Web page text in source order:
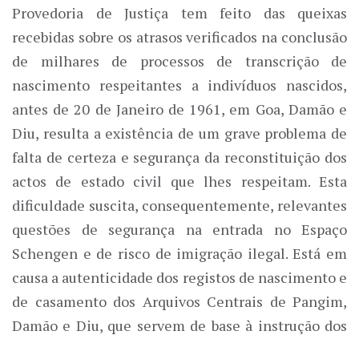
Provedoria de Justiça tem feito das queixas
recebidas sobre os atrasos verificados na conclusão
de milhares de processos de transcrição de
nascimento respeitantes a indivíduos nascidos,
antes de 20 de Janeiro de 1961, em Goa, Damão e
Diu, resulta a existência de um grave problema de
falta de certeza e segurança da reconstituição dos
actos de estado civil que lhes respeitam. Esta
dificuldade suscita, consequentemente, relevantes
questões de segurança na entrada no Espaço
Schengen e de risco de imigração ilegal. Está em
causa a autenticidade dos registos de nascimento e
de casamento dos Arquivos Centrais de Pangim,
Damão e Diu, que servem de base à instrução dos